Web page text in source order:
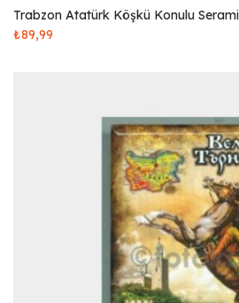
Trabzon Atatürk Köşkü Konulu
₺89,99